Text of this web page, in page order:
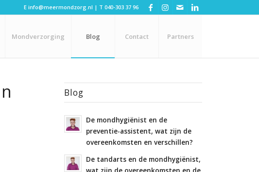
E info@meermondzorg.nl | T 040-303 37 96
Mondverzorging Blog Contact Partners
Blog
De mondhygiënist en de
preventie-assistent, wat zijn de
overeenkomsten en verschillen?
De tandarts en de mondhygiënist,